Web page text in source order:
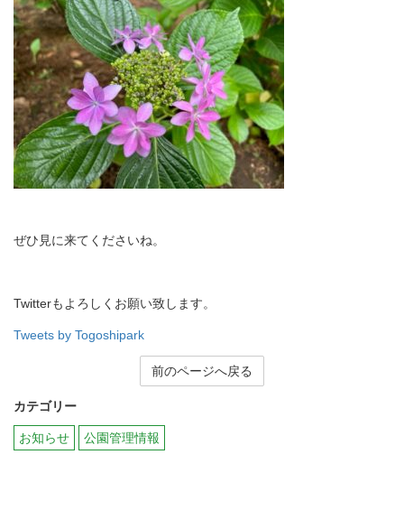
ぜひ見に来てくださいね。
Twitterもよろしくお願い致します。
Tweets by Togoshipark
前のページへ戻る
カテゴリー
お知らせ 公園管理情報